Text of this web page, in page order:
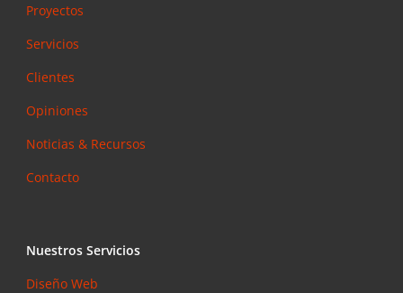
Proyectos
Servicios
Clientes
Opiniones
Noticias & Recursos
Contacto
Nuestros Servicios
Diseño Web